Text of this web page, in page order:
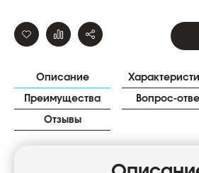
Описание
Преимущества Вопрос-
Отзывы